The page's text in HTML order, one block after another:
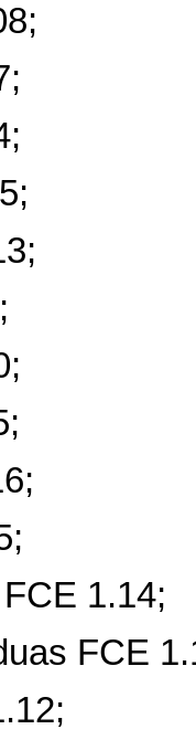
1.14;
FCE